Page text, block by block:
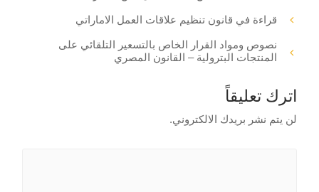
قراءة في قانون تنظيم علاقات العمل الاماراتي
نصوص ومواد القرار الخاص بالتسعير التلقائي على
المنتجات البترولية – القانون المصري
اترك تعليقاً
لن يتم نشر بريدك الالكتروني.